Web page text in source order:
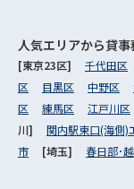
人気エリアから貸事
[東京23区] 千代田区
区
目黒区 中野区
区
練馬区 江戸川区
川] 関内駅東口(海側)
市
[埼玉] 春日部･